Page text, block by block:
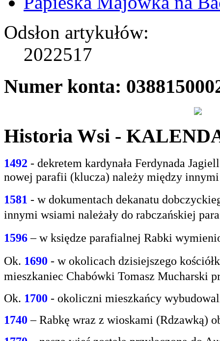
Odsłon artykułów:
2022517
Numer konta:
Historia Wsi -
1492 - dekretem kardynała Ferdynada
nowej parafii (klucza) należy między
1581 - wdokumentach dekanatu
innymi wsiami należały do rabczańskiej
1596– w księdze parafialnej Rabki
Ok. 1690 - w okolicach dzisiejszego
mieszkaniec Chabówki Tomasz Mucharski
Ok. 1700 - okoliczni mieszkańcy
1740 – Rabkę wraz z wioskami (Rdzawką)